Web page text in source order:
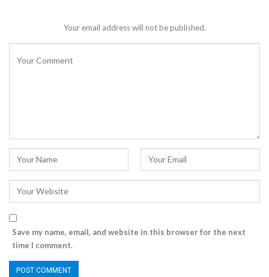
Your email address will not be published.
Save my name, email, and website in this browser for the next
time I comment.